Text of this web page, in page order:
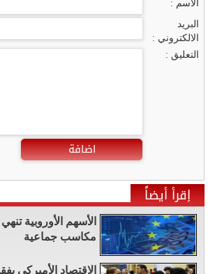
الاسم :
البريد
الالكتروني :
التعليق :
اضافة
إقرأ أيضاً
الأسهم الأوروبية
مكاسب جماعية